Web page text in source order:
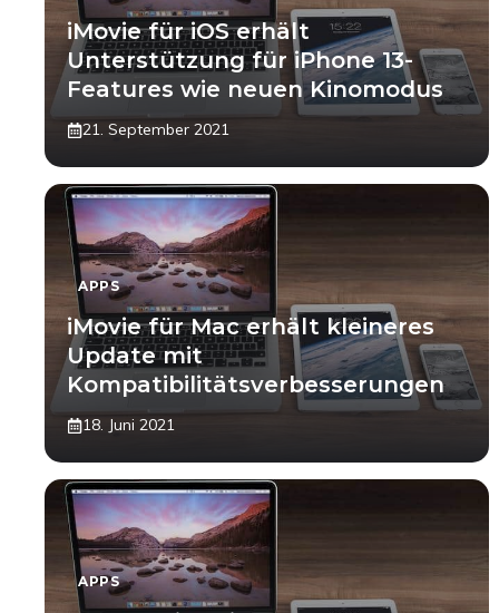
iMovie für iOS erhält
Unterstützung für iPhone 13-
Features wie neuen Kinomodus
21. September 2021
APPS
iMovie für Mac erhält kleineres
Update mit
Kompatibilitätsverbesserungen
18. Juni 2021
APPS